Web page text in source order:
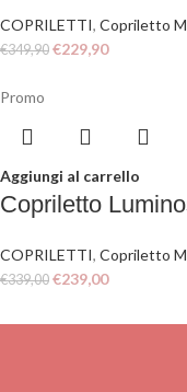
COPRILETTI, Copriletto
€349,90 €229,90
Promo
Aggiungi al carrello
Copriletto
COPRILETTI, Copriletto
€339,00 €239,00